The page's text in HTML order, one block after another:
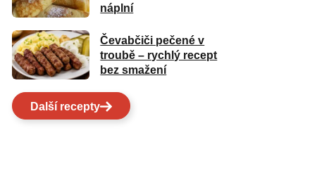
náplní
Čevabčiči pečené v
troubě – rychlý recept
bez smažení
Další recepty